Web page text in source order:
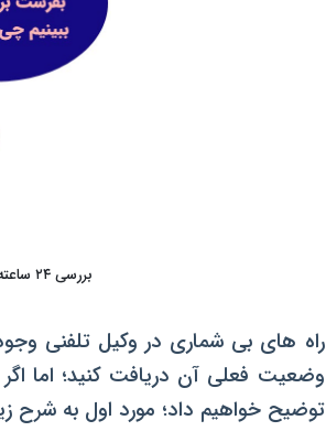
بررسی ۲۴ ساعته و آنلاین انواع پرونده حقوقی و ارائه فوری به روز ترین راهکار های حل آن
راه های بی شماری در وکیل تلفنی وجود
توضیح خواهیم داد؛ مورد اول به شرح